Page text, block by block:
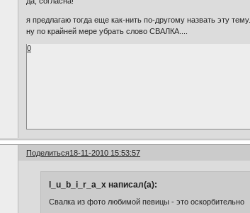
я предлагаю тогда еще как-нить по-другому назвать эту тему..
ну по крайней мере убрать слово СВАЛКА....
0
Поделиться18-11-2010 15:53:57
l_u_b_i_r_a_x написал(а):
Свалка из фото любимой певицы - это оскорбительно